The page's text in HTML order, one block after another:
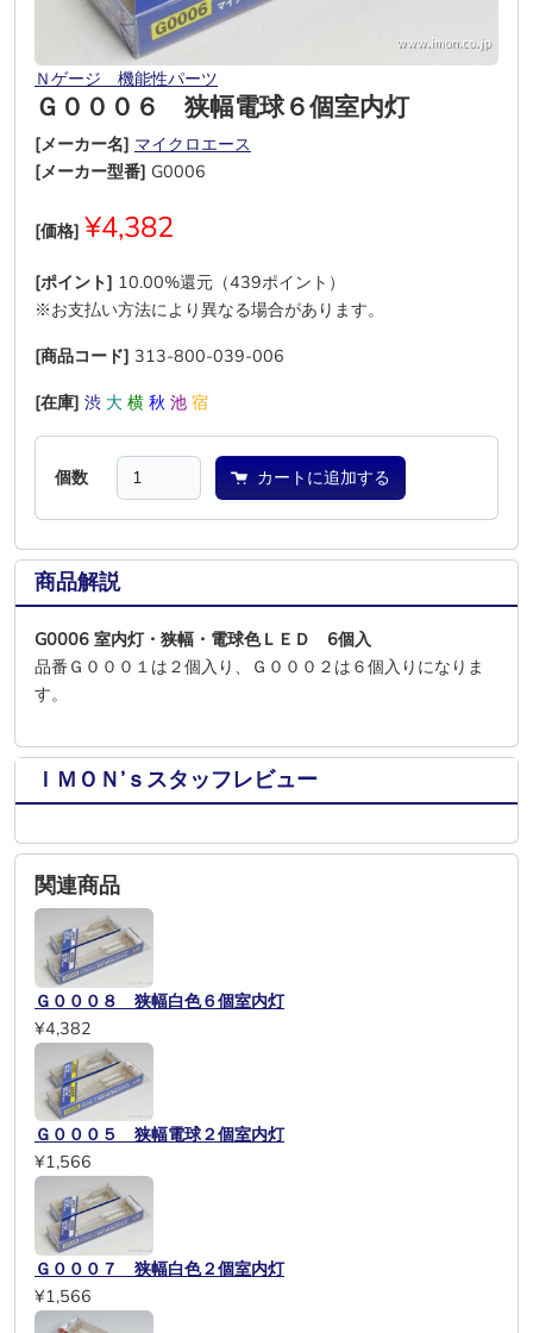
Ｎゲージ 機能性パーツ
Ｇ０００６ 狭幅電球６個室内灯
[メーカー名] マイクロエース
[メーカー型番] G0006
[価格] ¥4,382
[ポイント] 10.00%還元（439ポイント）
※お支払い方法により異なる場合があります。
[商品コード] 313-800-039-006
[在庫] 渋 大 横 秋 池 宿
個数 カートに追加する
商品解説
G0006 室内灯・狭幅・電球色ＬＥＤ 6個入
品番Ｇ０００１は２個入り、Ｇ０００２は６個入りになりま
す。
ＩＭＯＮ’ｓスタッフレビュー
関連商品
Ｇ０００８ 狭幅白色６個室内灯
¥4,382
Ｇ０００５ 狭幅電球２個室内灯
¥1,566
Ｇ０００７ 狭幅白色２個室内灯
¥1,566